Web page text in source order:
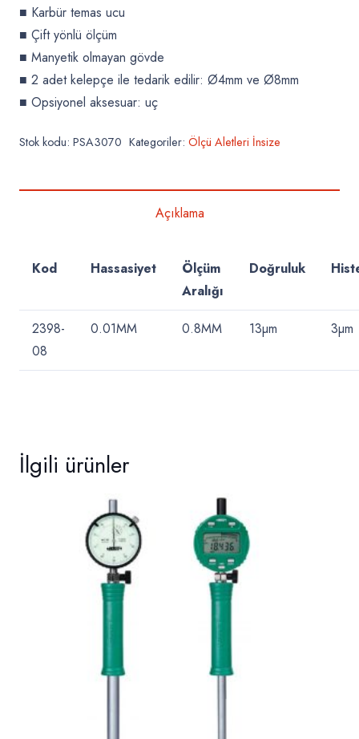
■ Karbür temas ucu
■ Çift yönlü ölçüm
■ Manyetik olmayan gövde
■ 2 adet kelepçe ile tedarik edilir: Ø4mm ve Ø8mm
■ Opsiyonel aksesuar: uç
Stok kodu: PSA3070 Kategoriler: Ölçü Aletleri İnsize
Açıklama
Kod Hassasiyet
Ölçüm
Aralığı
Doğruluk
2398-
08
0.01MM 0.8MM 13µm 3µm
İlgili ürünler